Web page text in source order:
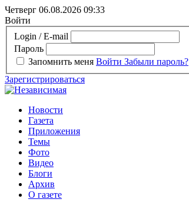
Четверг 06.08.2026 09:33
Войти
Login / E-mail
Пароль
Запомнить меня Войти Забыли пароль?
Зарегистрироваться
Новости
Газета
Приложения
Темы
Фото
Видео
Блоги
Архив
О газете